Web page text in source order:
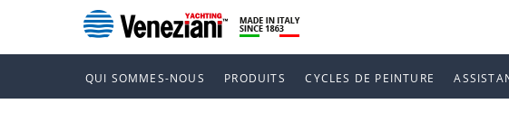
QUI SOMMES-NOUS PRODUITS CYCLES DE PEINTURE